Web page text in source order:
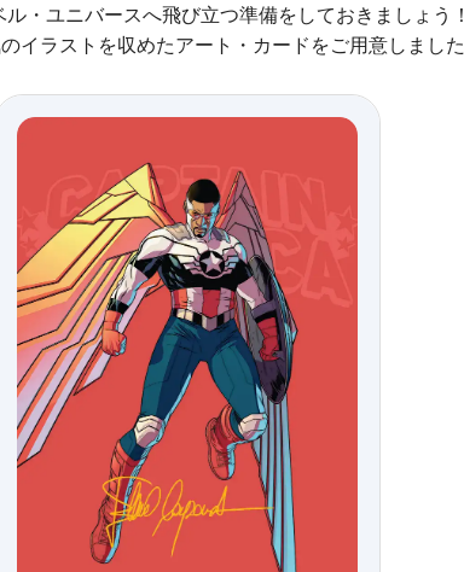
ル・ユニバースへ飛び立つ準備をしておきましょう
イラストを収めたアート・カードをご用意しました